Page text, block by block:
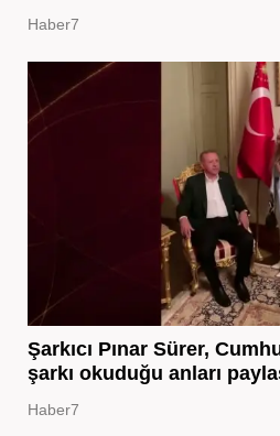
Haber7
Şarkıcı Pınar Sürer,
şarkı okuduğu anları
Haber7